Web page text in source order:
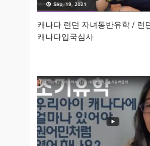
Sep, 19, 2021
캐나다 런던 자녀동반유학 / 런
캐나다입국심사